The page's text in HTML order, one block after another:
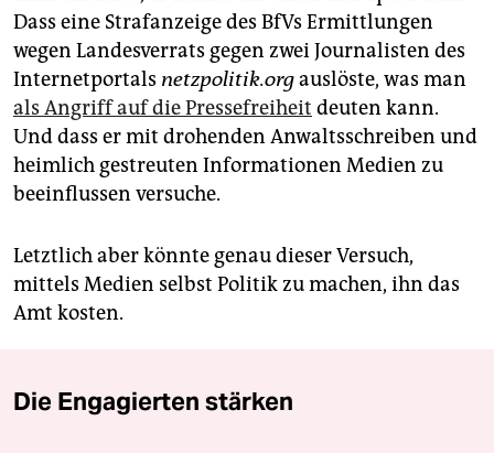
Dass eine Strafanzeige des BfVs Ermittlungen
wegen Landesverrats gegen zwei Journalisten des
Internetportals netzpolitik.orgauslöste, was man
als Angriff auf die Pressefreiheit deuten kann.
Und dass er mit drohenden Anwaltsschreiben und
heimlich gestreuten Informationen Medien zu
beeinflussen versuche.
Letztlich aber könnte genau dieser Versuch,
mittels Medien selbst Politik zu machen, ihn das
Amt kosten.
Die Engagierten stärken